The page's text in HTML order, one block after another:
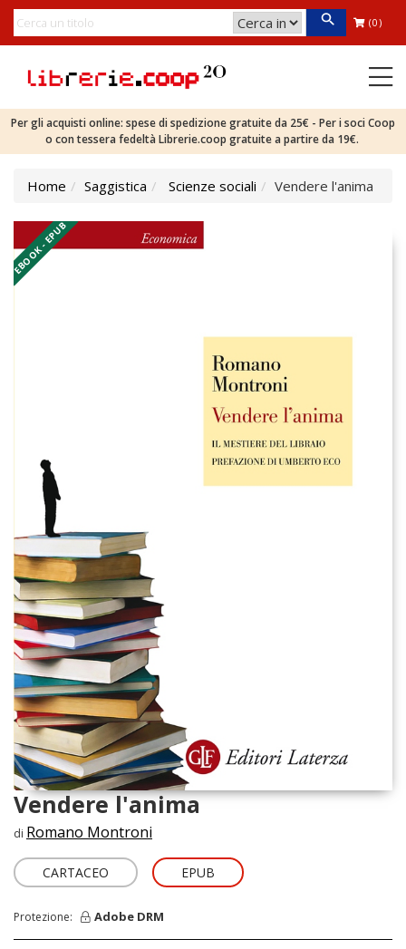
(0)
Per gli acquisti online: spese di spedizione gratuite da 25€ - Per i soci Coop
o con tessera fedeltà Librerie.coop gratuite a partire da 19€.
Home Saggistica Scienze sociali Vendere l'anima
EBOOK - EPUB
Vendere l'anima
di Romano Montroni
CARTACEO EPUB
Protezione: Adobe DRM